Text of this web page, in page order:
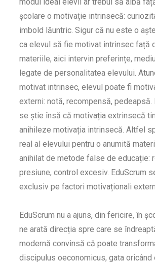
școlare o motivație intrinsecă:
imbold lăuntric. Sigur că nu este o
ca elevul să fie motivat intrinsec față
materiile, aici intervin preferințe,
legate de personalitatea elevului.
motivat intrinsec, elevul poate fi
externi: notă, recompensă,
se știe însă că motivația extrinsecă
anihileze motivația intrinsecă. Altfel
real al elevului pentru o anumită
anihilat de metode false de educație:
presiune, control excesiv. EduScrum
exclusiv pe factori motivaționali
EduScrum nu a ajuns, din fericire, în
ne arată direcția spre care se
modernă convinsă că poate
discipulus oeconomicus, gata oricând